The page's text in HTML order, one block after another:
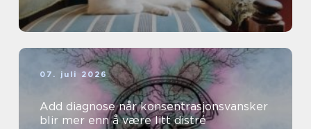
07. juli 2026
Add diagnose når konsentrasjonsvansker
blir mer enn å være litt distré